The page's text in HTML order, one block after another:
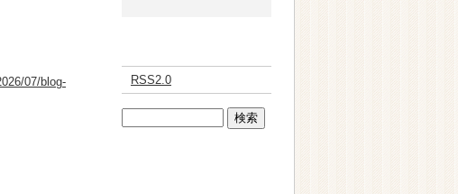
07/blog-
RSS2.0